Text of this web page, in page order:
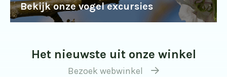
Bekijk onze vogel excursies
Het nieuwste uit onze winkel
Bezoek webwinkel